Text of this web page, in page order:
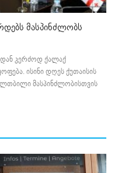
მასპინძლობს
კერძოდ ქალაქ
ისინი დღეს ქუთაისის
მასპინძლობისთვის